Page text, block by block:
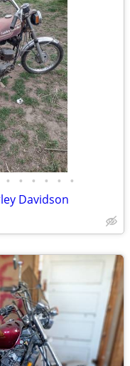
• • • • • •
Davidson